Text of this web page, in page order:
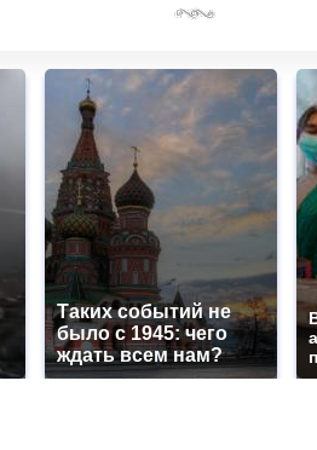
Таких событий не
было с 1945: чего
ждать всем нам?